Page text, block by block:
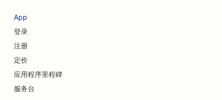
纸杯蛋糕店的搜索引擎优化
货币兑换服务的搜索引擎优化
App
登录
注册
定价
应用程序里程碑
服务台